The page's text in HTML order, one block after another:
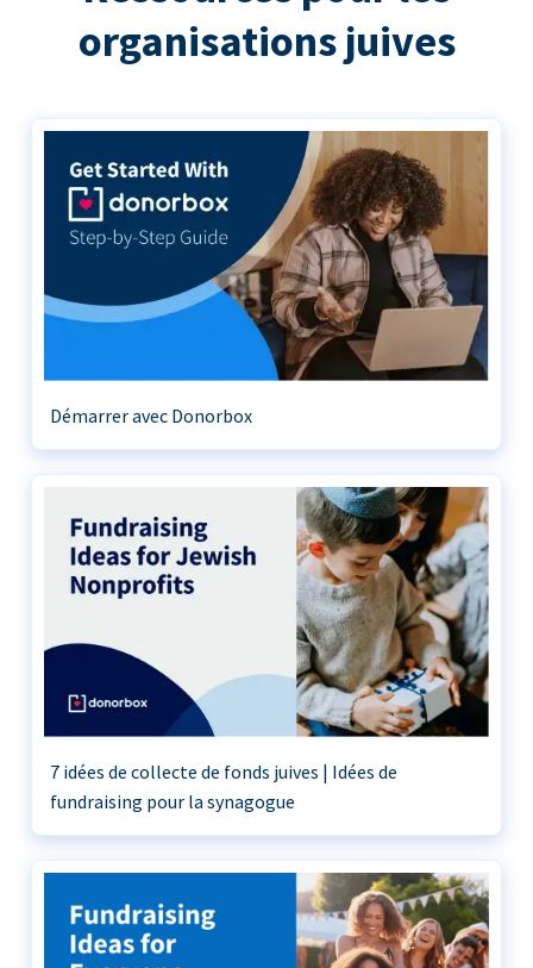
organisations juives
Démarrer avec Donorbox
7 idées de collecte de fonds juives | Idées de
fundraising pour la synagogue